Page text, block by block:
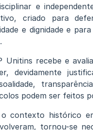
e
criado para
e dignidade e
Unitins recebe e
devidamente
podem ser feitos
contexto histórico
tornou-se